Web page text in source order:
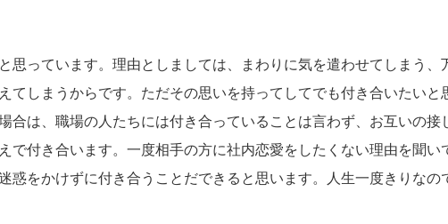
思っています。理由としましては、まわりに気を遣わせてしまう、
てしまうからです。ただその思いを持ってしてでも付き合いたいと
合は、職場の人たちには付き合っていることは言わず、お互いの接
で付き合います。一度相手の方に社内恋愛をしたくない理由を聞い
惑をかけずに付き合うことだできると思います。人生一度きりなの